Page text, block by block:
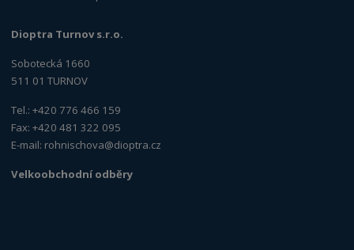
Dioptra Turnov s.r.o.
Sobotecká 1660
511 01 TURNOV
Tel.: +420 776 466 159
Fax: +420 481 322 095
E-mail: rohnischova@dioptra.cz
Velkoobchodní odběry